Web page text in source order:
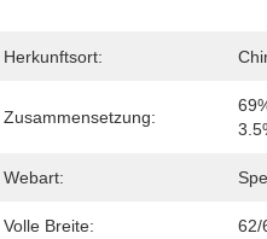
Herkunftsort:
Zusammensetzung:
Webart:
Volle Breite: 62/